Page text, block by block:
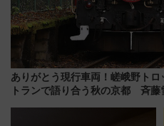
ありがとう現行車両！嵯峨野ト
トランで語り合う秋の京都 斉藤